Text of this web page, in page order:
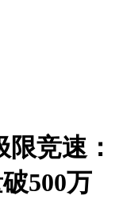
竞速：
500万